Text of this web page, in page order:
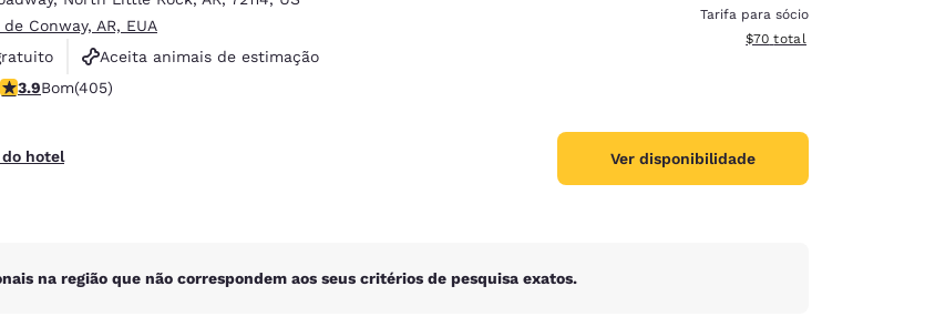
Conway, AR, EUA
Aceita animais de estimação
Center
3.93 estrelas. Bom. 405 avaliações
3.9Bom(405)
do hotel
Tarifa para sócio
Exibir detalhes do total
$70 total
Ver disponibilidade
na região que não correspondem aos seus critérios de pesquisa exatos.